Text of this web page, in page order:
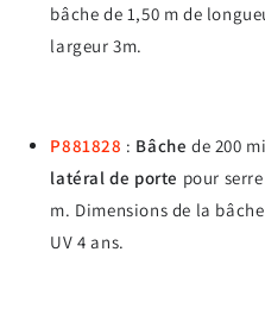
bâche de 1,50 m de
largeur 3m.
P881828 : Bâche de 200
latéral de porte pour
m. Dimensions de la
UV 4 ans.